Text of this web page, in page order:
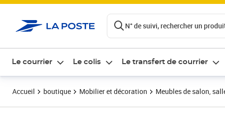
N° de suivi, rechercher un
Le courrier Le colis Le transfert de courrier
Accueil boutique Mobilier et décoration Meubles de salon,